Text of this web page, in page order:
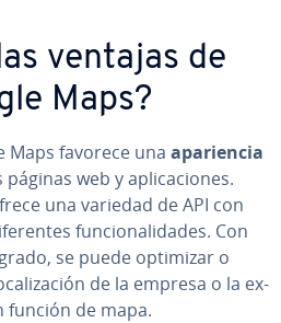
ventajas de
Maps?
Maps favorece una apa­rie­n­cia
páginas web y apli­ca­cio­nes.
una variedad de API con
fu­n­cio­na­li­da­des. Con
se puede optimizar o
de la empresa o la ex­
función de mapa.